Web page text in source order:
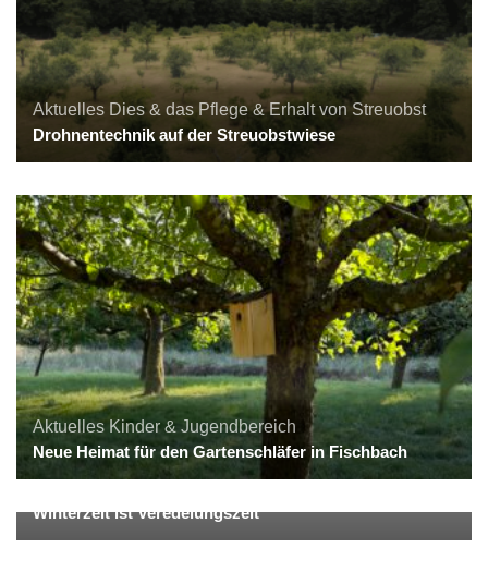
Aktuelles Dies & das Pflege & Erhalt von Streuobst
Drohnentechnik auf der Streuobstwiese
Aktuelles Kinder & Jugendbereich
Neue Heimat für den Gartenschläfer in Fischbach
Winterzeit ist Veredelungszeit